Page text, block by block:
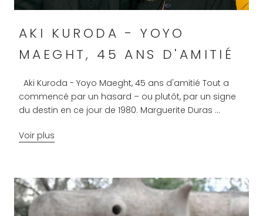
AKI KURODA - YOYO
MAEGHT, 45 ANS D'AMITIÉ
Aki Kuroda - Yoyo Maeght, 45 ans d'amitié Tout a
commencé par un hasard – ou plutôt, par un signe
du destin en ce jour de 1980. Marguerite Duras ...
Voir plus